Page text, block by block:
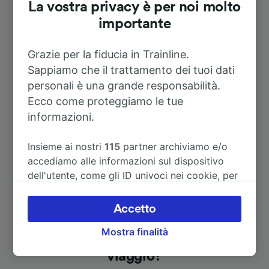
Itinerari più popolari da Vaux-sous-
Durata
A Parigi
Alla ricerca di nuove idee di
viaggio?
La vostra privacy è per noi molto
importante
Grazie per la fiducia in Trainline.
Sappiamo che il trattamento dei tuoi dati
personali è una grande responsabilità.
Ecco come proteggiamo le tue
informazioni.
Insieme ai nostri115 partner archiviamo e/o
accediamo alle informazioni sul dispositivo
dell'utente, come gli ID univoci nei cookie, per
accettare o gestire le proprie scelte facendo
clic di seguito, tra cui il proprio diritto di
opporsi sulla base di un interesse legittimo o
dell'informativa sulla privacy. Queste scelte
Mostra finalità
Accetto